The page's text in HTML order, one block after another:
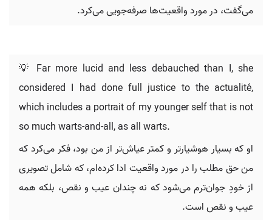
می‌گفت، در مورد واقعیت‌ها صرفه‌جویی می‌کرد.
💡 Far more lucid and less debauched than I, she
considered I had done full justice to the actualité,
which includes a portrait of my younger self that is not
so much warts-and-all, as all warts.
او که بسیار هوشیارتر و کمتر عیاش‌تر از من بود، فکر می‌کرد که
من حق مطلب را در مورد واقعیت ادا کرده‌ام، که شامل تصویری
از خودِ جوان‌ترم می‌شود که نه چندان عیب و نقص، بلکه همه
عیب و نقص است.